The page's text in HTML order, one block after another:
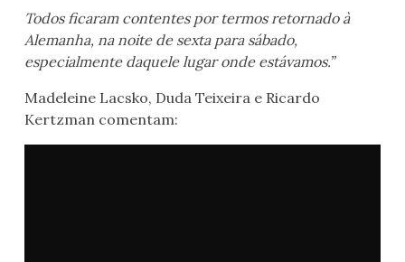
Todos ficaram contentes por termos retornado à
Alemanha, na noite de sexta para sábado,
especialmente daquele lugar onde estávamos.”
Madeleine Lacsko, Duda Teixeira e Ricardo
Kertzman comentam: